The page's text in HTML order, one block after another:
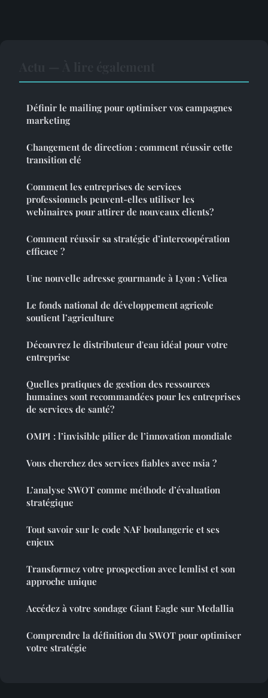
Définir le mailing pour optimiser vos campagnes
marketing
Changement de direction : comment réussir cette
transition clé
Comment les entreprises de services
professionnels peuvent-elles utiliser les
webinaires pour attirer de nouveaux clients?
Comment réussir sa stratégie d’intercoopération
efficace ?
Une nouvelle adresse gourmande à Lyon : Velica
Le fonds national de développement agricole
soutient l’agriculture
Découvrez le distributeur d'eau idéal pour votre
entreprise
Quelles pratiques de gestion des ressources
humaines sont recommandées pour les entreprises
de services de santé?
OMPI : l’invisible pilier de l’innovation mondiale
Vous cherchez des services fiables avec nsia ?
L’analyse SWOT comme méthode d’évaluation
stratégique
Tout savoir sur le code NAF boulangerie et ses
enjeux
Transformez votre prospection avec lemlist et son
approche unique
Accédez à votre sondage Giant Eagle sur Medallia
Comprendre la définition du SWOT pour optimiser
votre stratégie